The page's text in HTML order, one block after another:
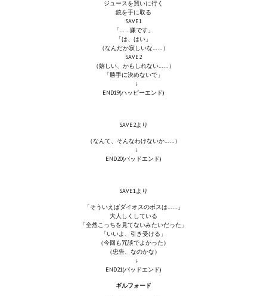
Doom 3 Remaster Fan Edition
X2 - The Threat Remaster Fan Edition
Quake III Arena Remaster Fan Edition
Star Trek Voyager Elite Force Remaster Fan Edition
Aliens versus Predator 1 Remaster Fan Edition
Aliens versus Predator 2 Remaster Fan Edition
Sea Dogs Remaster Fan Edition
ジュースを買いに行く
銃を手に取る
SAVE1
「……嫌です」
「は、はい」
（なんだか寂しいな……）
SAVE2
（嬉しい、かもしれない……）
「勝手に決めないで」
↓
END19(ハッピーエンド)
SAVE2より
（なんて、そんなわけないか……）
↓
END20(バッドエンド)
SAVE1より
「そういえばダイオスのボスは……」
大人しくしている
「全然こっちを見てないみたいだった」
「いいよ、引き受ける」
（今回も冗談でよかった）
（忠告、なのかな）
↓
END21(バッドエンド)
ギルフォード